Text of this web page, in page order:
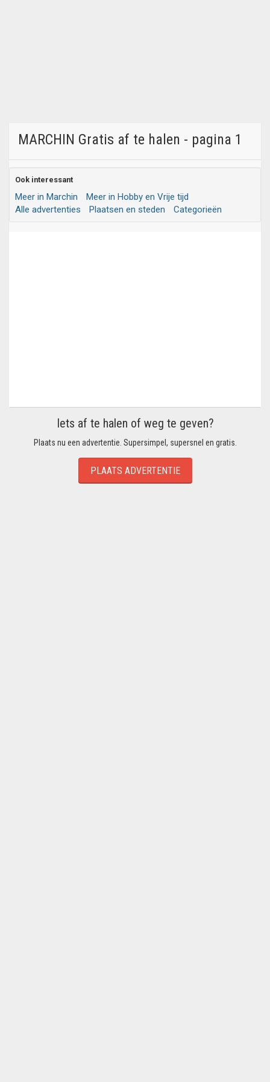
MARCHIN Gratis af te halen - pagina 1
Ook interessant
Meer in Marchin
Meer in Hobby en Vrije tijd
Alle advertenties
Plaatsen en steden Categorieën
Iets af te halen of weg te geven?
Plaats nu een advertentie. Supersimpel, supersnel en gratis.
PLAATS ADVERTENTIE